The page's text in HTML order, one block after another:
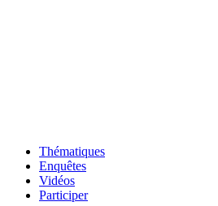
Thématiques
Enquêtes
Vidéos
Participer